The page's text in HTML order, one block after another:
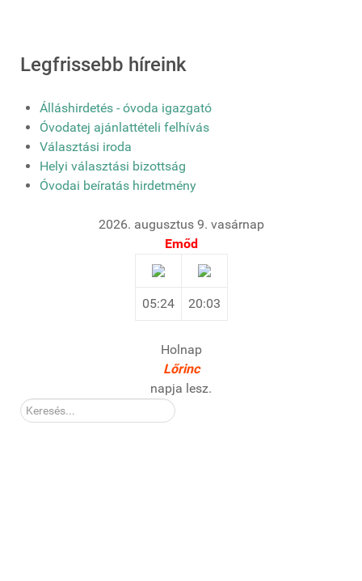
Legfrissebb híreink
Álláshirdetés - óvoda igazgató
Óvodatej ajánlattételi felhívás
Választási iroda
Helyi választási bizottság
Óvodai beíratás hirdetmény
2026. augusztus 9. vasárnap
Emőd
05:24 20:03
Holnap
Lőrinc
napja lesz.
Kereső: